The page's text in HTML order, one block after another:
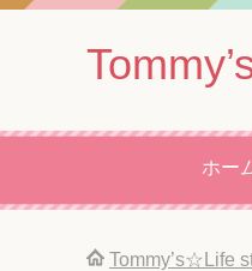
ホー
Tommy’s☆Life